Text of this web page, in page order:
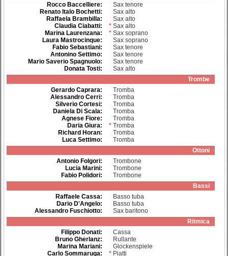
Rocco Baccelliere:
Sax tenore
Renato Italo Bochetti:
Sax alto
Raffaela Brambilla:
Sax alto
Claudia Ciabatti: * Sax alto
Marina Laurenzana: * Sax soprano
Laura Mastrocinque:
Sax soprano
Fabio Sebastiani:
Sax tenore
Antonino Settimo:
Sax tenore
Mario Saverio Spagnuolo:
Sax tenore
Donata Tosti:
Sax alto
Trombe
Gerardo Caprara:
Tromba
Alessandro Cerri:
Tromba
Silverio Cortesi:
Tromba
Daniela Di Scala:
Tromba
Agnese Fiore:
Tromba
Daria Giura: * Tromba
Richard Horan:
Tromba
Luca Settimo:
Tromba
Ottoni
Antonio Folgori:
Trombone
Lucia Marini:
Trombone
Fabio Polidori:
Trombone
Bassi
Raffaele Cassa:
Basso tuba
Dario D'Angelo:
Basso tuba
Alessandro Fuschiotto:
Sax baritono
Ritmica
Filippo Donati:
Cassa
Bruno Gherlanz:
Rullante
Marina Mariani:
Glockenspiele
Carlo Sommaruga: * Piatti